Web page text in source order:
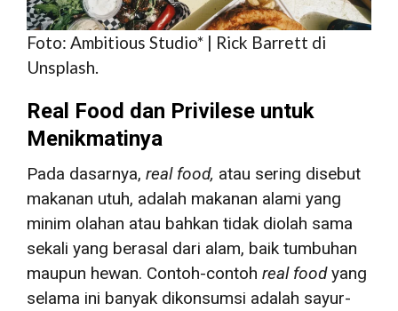
Foto: Ambitious Studio* | Rick Barrett di
Unsplash.
Real Food dan Privilese untuk
Menikmatinya
Pada dasarnya, real food, atau sering disebut
makanan utuh, adalah makanan alami yang
minim olahan atau bahkan tidak diolah sama
sekali yang berasal dari alam, baik tumbuhan
maupun hewan. Contoh-contoh real foodyang
selama ini banyak dikonsumsi adalah sayur-